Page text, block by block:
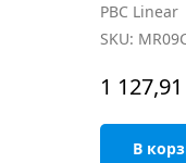
PBC Linear
SKU:
1 127,91
В